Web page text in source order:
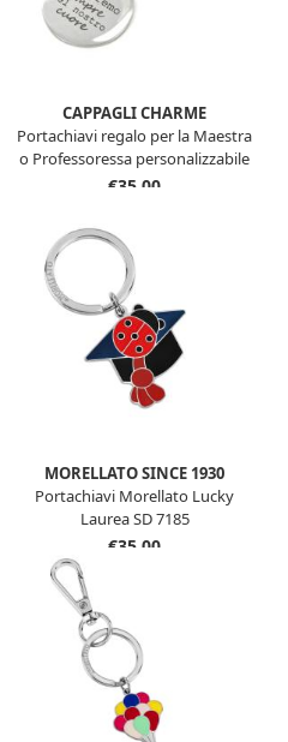
CAPPAGLI CHARME
Portachiavi regalo per la Maestra
o Professoressa personalizzabile
€35,00
MORELLATO SINCE 1930
Portachiavi Morellato Lucky
Laurea SD 7185
€35,00